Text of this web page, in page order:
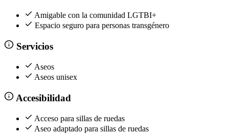
Amigable con la comunidad LGTBI+
Espacio seguro para personas transgénero
Servicios
Aseos
Aseos unisex
Accesibilidad
Acceso para sillas de ruedas
Aseo adaptado para sillas de ruedas